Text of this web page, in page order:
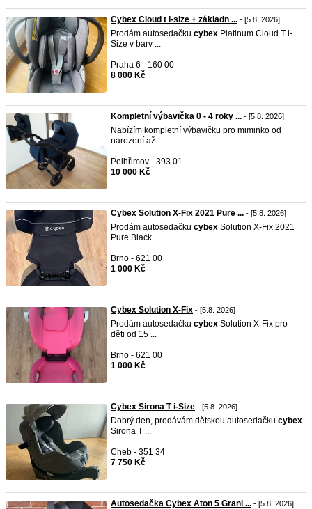
Cybex Cloud t i-size + základn ... - [5.8. 2026]
Prodám autosedačku cybex Platinum Cloud T i-
Size v barv ...
Praha 6 - 160 00
8 000 Kč
Kompletní výbavička 0 - 4 roky ... - [5.8. 2026]
Nabízím kompletní výbavičku pro miminko od
narození až ...
Pelhřimov - 393 01
10 000 Kč
Cybex Solution X-Fix 2021 Pure ... - [5.8. 2026]
Prodám autosedačku cybex Solution X-Fix 2021
Pure Black ...
Brno - 621 00
1 000 Kč
Cybex Solution X-Fix - [5.8. 2026]
Prodám autosedačku cybex Solution X-Fix pro
děti od 15 ...
Brno - 621 00
1 000 Kč
Cybex Sirona T i-Size - [5.8. 2026]
Dobrý den, prodávám dětskou autosedačku cybex
Sirona T ...
Cheb - 351 34
7 750 Kč
Autosedačka Cybex Aton 5 Grani ... - [5.8. 2026]